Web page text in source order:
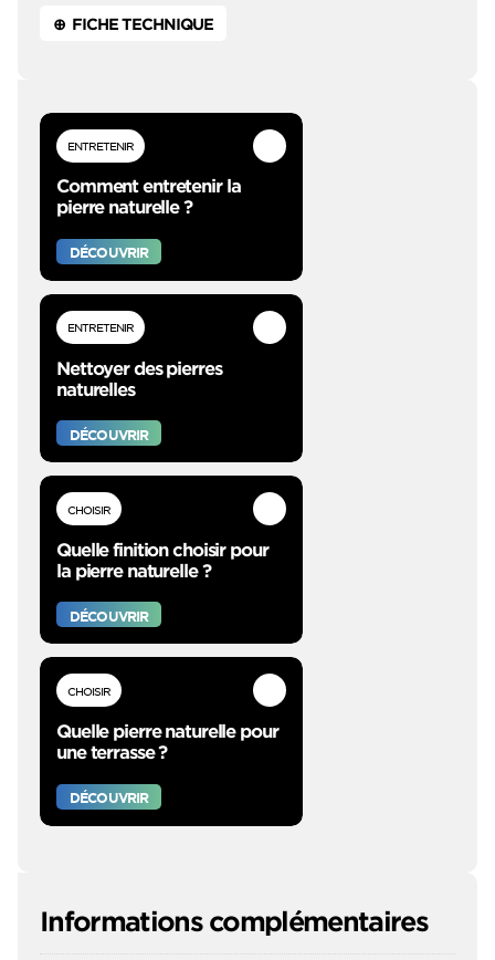
⊕ FICHE TECHNIQUE
ENTRETENIR
Comment entretenir la
pierre naturelle ?
DÉCOUVRIR
ENTRETENIR
Nettoyer des pierres
naturelles
DÉCOUVRIR
CHOISIR
Quelle finition choisir pour
la pierre naturelle ?
DÉCOUVRIR
CHOISIR
Quelle pierre naturelle pour
une terrasse ?
DÉCOUVRIR
Informations complémentaires